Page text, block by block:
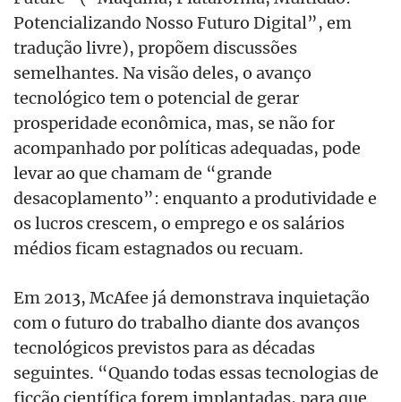
Potencializando Nosso Futuro Digital”, em
tradução livre), propõem discussões
semelhantes. Na visão deles, o avanço
tecnológico tem o potencial de gerar
prosperidade econômica, mas, se não for
acompanhado por políticas adequadas, pode
levar ao que chamam de “grande
desacoplamento”: enquanto a produtividade e
os lucros crescem, o emprego e os salários
médios ficam estagnados ou recuam.
Em 2013, McAfee já demonstrava inquietação
com o futuro do trabalho diante dos avanços
tecnológicos previstos para as décadas
seguintes. “Quando todas essas tecnologias de
ficção científica forem implantadas, para que